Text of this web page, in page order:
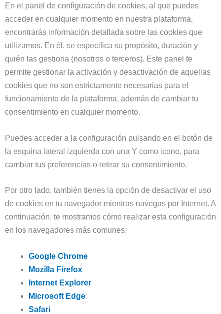
En el panel de configuración de cookies, al que puedes
acceder en cualquier momento en nuestra plataforma,
encontrarás información detallada sobre las cookies que
utilizamos. En él, se especifica su propósito, duración y
quién las gestiona (nosotros o terceros). Este panel te
permite gestionar la activación y desactivación de aquellas
cookies que no son estrictamente necesarias para el
funcionamiento de la plataforma, además de cambiar tu
consentimiento en cualquier momento.
Puedes acceder a la configuración pulsando en el botón de
la esquina lateral izquierda con una Y como icono, para
cambiar tus preferencias o retirar su consentimiento.
Por otro lado, también tienes la opción de desactivar el uso
de cookies en tu navegador mientras navegas por Internet. A
continuación, te mostramos cómo realizar esta configuración
en los navegadores más comunes:
Google Chrome
Mozilla Firefox
Internet Explorer
Microsoft Edge
Safari